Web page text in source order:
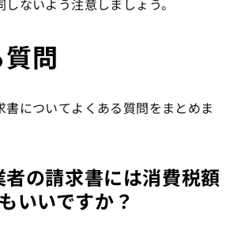
ないよう注意しましょう。
問
書についてよくある質問をまとめま
の請求書には消費税額
いいですか？